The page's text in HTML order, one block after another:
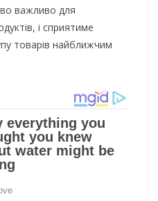
важливо для
і сприятиме
товарів найближчим